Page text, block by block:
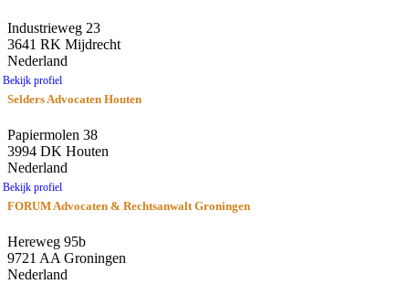
Industrieweg 23
3641 RK Mijdrecht
Nederland
Bekijk profiel
Selders Advocaten Houten
Papiermolen 38
3994 DK Houten
Nederland
Bekijk profiel
FORUM Advocaten & Rechtsanwalt Groningen
Hereweg 95b
9721 AA Groningen
Nederland